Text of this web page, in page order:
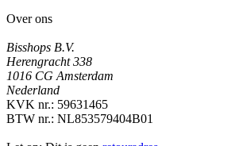
Over ons
Bisshops B.V.
Herengracht 338
1016 CG Amsterdam
Nederland
KVK nr.: 59631465
BTW nr.: NL853579404B01